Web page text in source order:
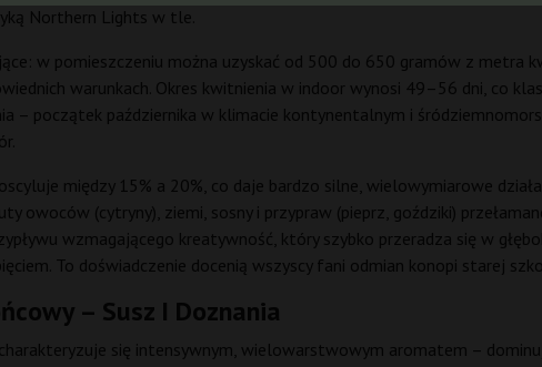
Northern Lights w tle.
w pomieszczeniu można uzyskać od 500 do 650 gramów z
warunkach. Okres kwitnienia w indoor wynosi 49–56 dni, co
– początek października w klimacie kontynentalnym i
między 15% a 20%, co daje bardzo silne, wielowymiarowe
owoców (cytryny), ziemi, sosny i przypraw (pieprz, goździki)
wzmagającego kreatywność, który szybko przeradza się w
To doświadczenie docenią wszyscy fani odmian konopi starej
– Susz I Doznania
się intensywnym, wielowarstwowym aromatem –